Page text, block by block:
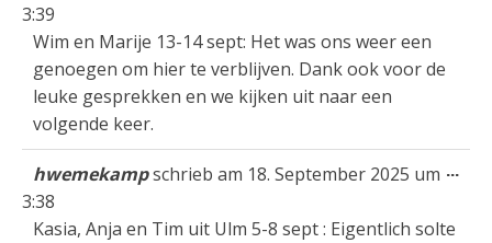
3:39
Wim en Marije 13-14 sept: Het was ons weer een
genoegen om hier te verblijven. Dank ook voor de
leuke gesprekken en we kijken uit naar een
volgende keer.
hwemekampschrieb am 18. September 2025 um
3:38
Kasia, Anja en Tim uit Ulm 5-8 sept : Eigentlich solte
...